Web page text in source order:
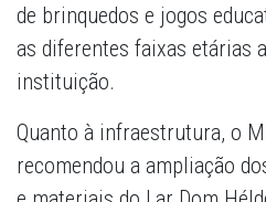
de brinquedos e jogos
as diferentes faixas etárias
instituição.
Quanto à infraestrutura, o
recomendou a ampliação